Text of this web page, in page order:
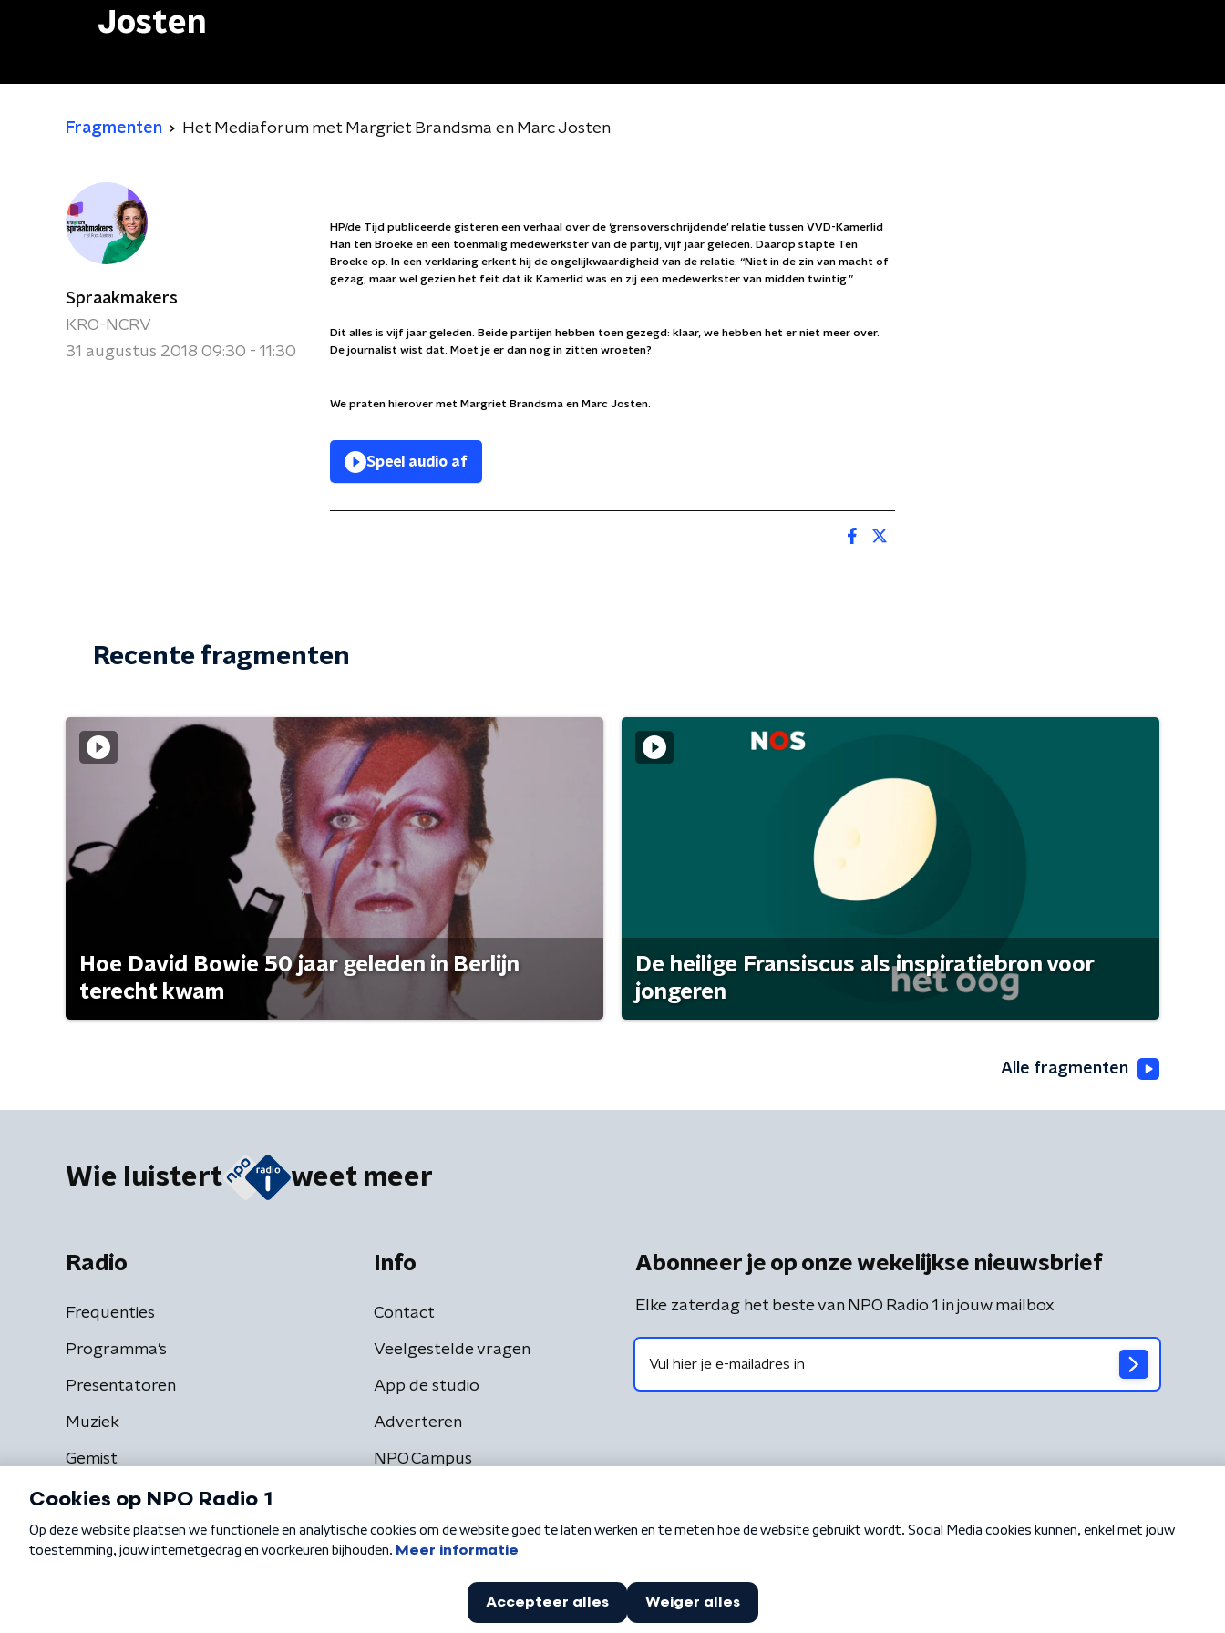
Josten
Fragmenten Het Mediaforum met Margriet Brandsma en Marc Josten
Spraakmakers
KRO-NCRV
31 augustus 2018 09:30 - 11:30
HP/de Tijd publiceerde gisteren een verhaal over de ‘grensoverschrijdende’ relatie tussen VVD-Kamerlid
Han ten Broeke en een toenmalig medewerkster van de partij, vijf jaar geleden. Daarop stapte Ten
Broeke op. In een verklaring erkent hij de ongelijkwaardigheid van de relatie. “Niet in de zin van macht of
gezag, maar wel gezien het feit dat ik Kamerlid was en zij een medewerkster van midden twintig.”
Dit alles is vijf jaar geleden. Beide partijen hebben toen gezegd: klaar, we hebben het er niet meer over.
De journalist wist dat. Moet je er dan nog in zitten wroeten?
We praten hierover met Margriet Brandsma en Marc Josten.
Speel audio af
Recente fragmenten
Hoe David Bowie 50 jaar geleden in Berlijn
terecht kwam
De heilige Fransiscus als inspiratiebron voor
jongeren
Alle fragmenten
Wie luistert weet meer
Radio
Frequenties
Programma's
Presentatoren
Muziek
Gemist
Info
Contact
Veelgestelde vragen
App de studio
Adverteren
NPO Campus
Abonneer je op onze wekelijkse nieuwsbrief
Elke zaterdag het beste van NPO Radio 1 in jouw mailbox
Algemene voorwaarden Privacybeleid